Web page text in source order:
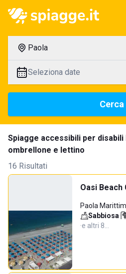
Paola
Seleziona date
Cerca
Spiagge accessibili per
ombrellone e lettino
16 Risultati
Oasi Beach
Paola
Sabbiosa·
·e altri 8…